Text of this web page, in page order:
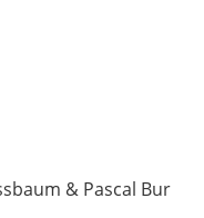
& Pascal Bur